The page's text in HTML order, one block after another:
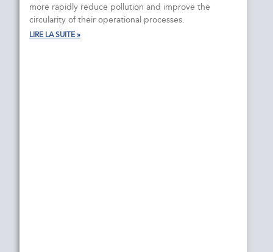
more rapidly reduce pollution and improve the
circularity of their operational processes.
LIRE LA SUITE »